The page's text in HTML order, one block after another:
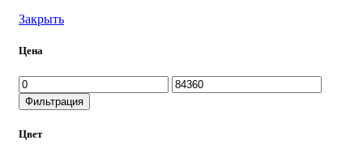
Закрыть
Цена
Минимальная
цена
Максимальная
цена
Фильтрация
Цвет